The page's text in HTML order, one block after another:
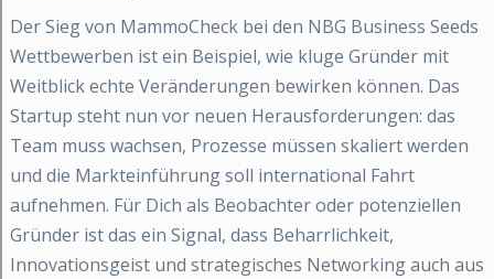
Der Sieg von MammoCheck bei den NBG Business Seeds
Wettbewerben ist ein Beispiel, wie kluge Gründer mit
Weitblick echte Veränderungen bewirken können. Das
Startup steht nun vor neuen Herausforderungen: das
Team muss wachsen, Prozesse müssen skaliert werden
und die Markteinführung soll international Fahrt
aufnehmen. Für Dich als Beobachter oder potenziellen
Gründer ist das ein Signal, dass Beharrlichkeit,
Innovationsgeist und strategisches Networking auch aus